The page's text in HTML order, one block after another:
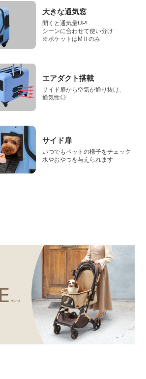
大きな通気窓
開くと通気量UP!
シーンに合わせて使い分け
※ポケットはMⅡのみ
エアダクト搭載
サイド扉から空気が通り抜け、
通気性◎
サイド扉
いつでもペットの様子をチェック
水やおやつを与えられます